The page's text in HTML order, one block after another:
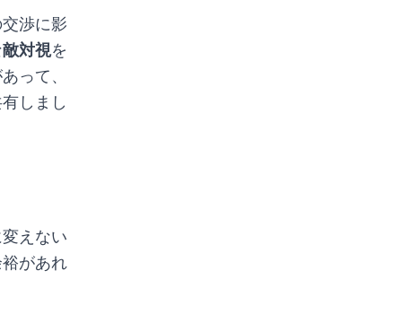
渉に影
敵対視を
って、
しまし
えない
があれ